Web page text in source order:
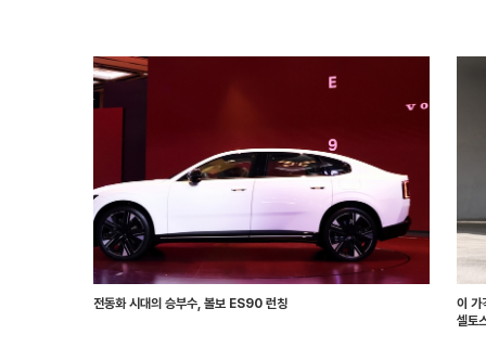
전동화 시대의 승부수, 볼보 ES90 런칭
이 가
셀토